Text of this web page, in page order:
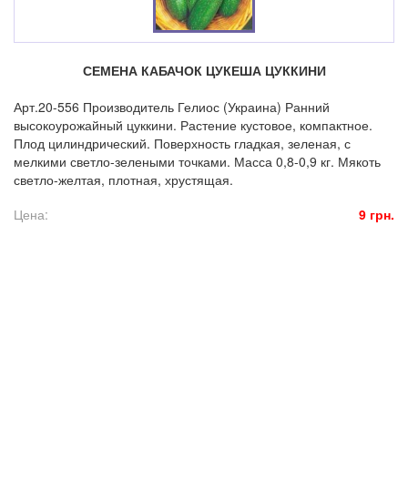
СЕМЕНА КАБАЧОК ЦУКЕША ЦУККИНИ
Арт.20-556 Производитель Гелиос (Украина) Ранний
высокоурожайный цуккини. Растение кустовое, компактное.
Плод цилиндрический. Поверхность гладкая, зеленая, с
мелкими светло-зелеными точками. Масса 0,8-0,9 кг. Мякоть
светло-желтая, плотная, хрустящая.
Цена:
9 грн.